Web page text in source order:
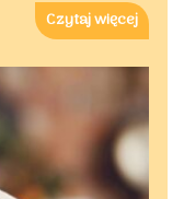
Czytaj więcej